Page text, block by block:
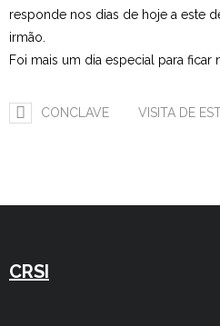
responde nos dias de hoje a este
irmão.
Foi mais um dia especial para ficar
CONCLAVE VISITA DE
CRSI